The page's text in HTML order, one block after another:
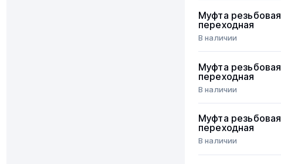
Муфта резьбовая
переходная
В наличии
Муфта резьбовая
переходная
В наличии
Муфта резьбовая
переходная
В наличии